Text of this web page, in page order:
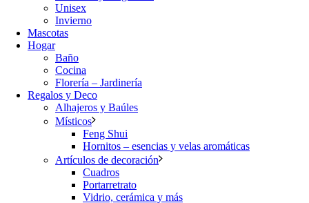
Unisex
Invierno
Mascotas
Hogar
Baño
Cocina
Florería – Jardinería
Regalos y Deco
Alhajeros y Baúles
Místicos
Feng Shui
Hornitos – esencias y velas aromáticas
Artículos de decoración
Cuadros
Portarretrato
Vidrio, cerámica y más